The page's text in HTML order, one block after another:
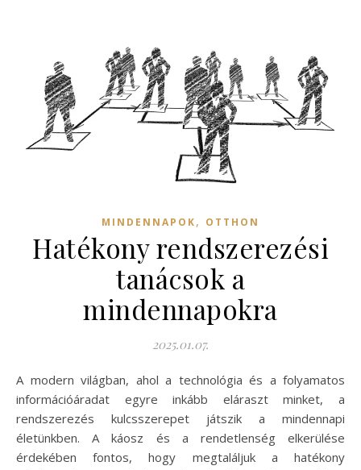
MINDENNAPOK, OTTHON
Hatékony rendszerezési
tanácsok a
mindennapokra
2025.01.07.
A modern világban, ahol a technológia és a folyamatos
információáradat egyre inkább eláraszt minket, a
rendszerezés kulcsszerepet játszik a mindennapi
életünkben. A káosz és a rendetlenség elkerülése
érdekében fontos, hogy megtaláljuk a hatékony